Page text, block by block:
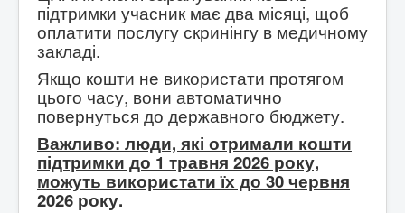
підтримки учасник має два місяці, щоб
оплатити послугу скринінгу в медичному
закладі.
Якщо кошти не використати протягом
цього часу, вони автоматично
повернуться до державного бюджету.
Важливо: люди, які отримали кошти
підтримки до 1 травня 2026 року,
можуть використати їх до 30 червня
2026 року.